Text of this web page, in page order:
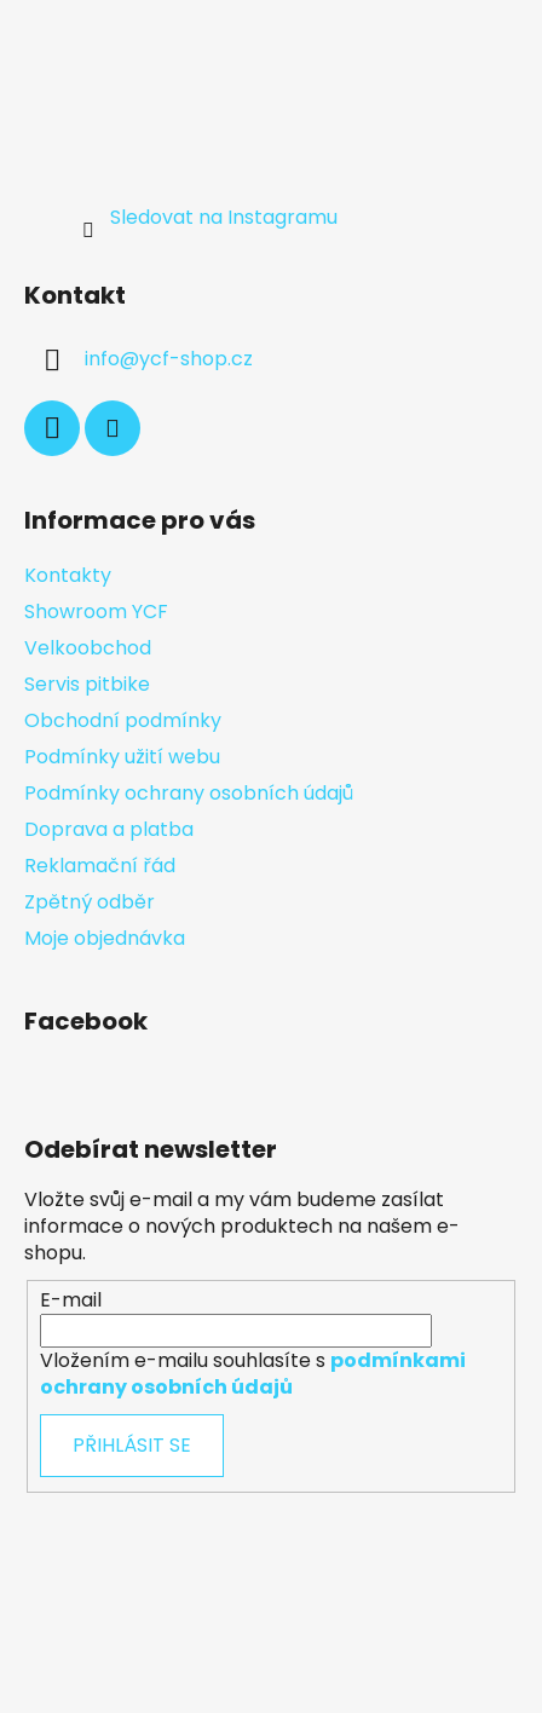
Sledovat na Instagramu
Kontakt
info@ycf-shop.cz
Informace pro vás
Kontakty
Showroom YCF
Velkoobchod
Servis pitbike
Obchodní podmínky
Podmínky užití webu
Podmínky ochrany osobních údajů
Doprava a platba
Reklamační řád
Zpětný odběr
Moje objednávka
Facebook
Odebírat newsletter
Vložte svůj e-mail a my vám budeme zasílat
informace o nových produktech na našem e-
shopu.
E-mail
Vložením e-mailu souhlasíte s podmínkami
ochrany osobních údajů
PŘIHLÁSIT SE